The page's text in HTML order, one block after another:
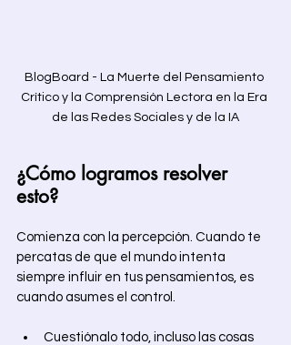
BlogBoard - La Muerte del Pensamiento
Crítico y la Comprensión Lectora en la Era
de las Redes Sociales y de la IA
¿Cómo logramos resolver
esto?
Comienza con la percepción. Cuando te
percatas de que el mundo intenta
siempre influir en tus pensamientos, es
cuando asumes el control.
Cuestiónalo todo, incluso las cosas